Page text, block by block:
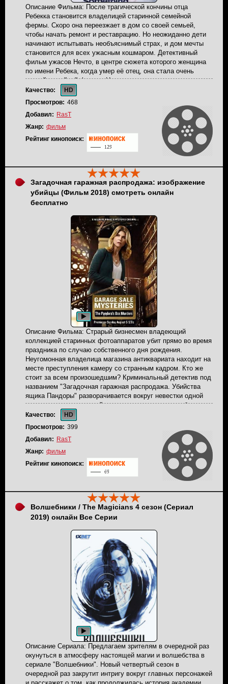
Описание Фильма: После трагической кончины отца
Ребекка становится владелицей старинной семейной
фермы. Скоро она переезжает в дом со своей семьей,
чтобы начать ремонт и реставрацию. Но неожиданно дети
начинают испытывать необъяснимый страх, и дом мечты
становится для всех ужасным кошмаром. Детективный
фильм ужасов Нечто, в центре сюжета которого женщина
по имени Ребека, когда умер её отец, она стала очень
старой семейной фермы. Некоторое время спустя они
переехала в дом вместе со своей семьей, дабы
отремонтировать и отреставрировать его. Однако внезапно
дети стали испытывать постоянно очень странное чувство
страха, а дом мечты превратился в настоящий кошмар
наяву.
Качество:
HD
Просмотров: 468
Добавил: RasT
Жанр: фильм
Рейтинг кинопоиск:
Загадочная гаражная распродажа: изображение
убийцы (Фильм 2018) смотреть онлайн
бесплатно
Описание Фильма: Страрый бизнесмен владеющий
коллекцией старинных фотоаппаратов убит прямо во время
праздника по случаю собственного дня рождения.
Неугомонная владелица магазина антиквариата находит на
месте преступления камеру со странным кадром. Кто же
стоит за всем произошедшим? Криминальный детектив под
названием "Загадочная гаражная распродажа. Убийства
ящика Пандоры" разворачивается вокруг невестки одной
довольно состоятельной семьи, которая однажды была
вынуждена заручиться поддержкой Дженнифер с разгадкой
загадочной шкатулки-головоломки, которую ее теща
оставила после своей смерти.
Качество:
HD
Просмотров: 399
Добавил: RasT
Жанр: фильм
Рейтинг кинопоиск:
Волшебники / The Magicians 4 сезон (Сериал
2019) онлайн Все Серии
Описание Сериала: Предлагаем зрителям в очередной раз
окунуться в атмосферу настоящей магии и волшебства в
сериале "Волшебники". Новый четвертый сезон в
очередной раз закрутит интригу вокруг главных персонажей